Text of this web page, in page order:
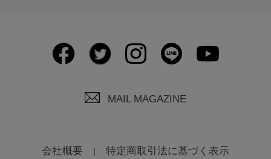
MAIL MAGAZINE
会社概要 特定商取引法に基づく表示